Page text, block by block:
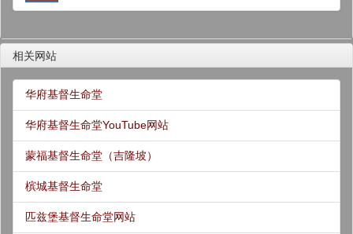
相关网站
华府基督生命堂
华府基督生命堂YouTube网站
蒙福基督生命堂（吉隆坡）
槟城基督生命堂
匹兹堡基督生命堂网站